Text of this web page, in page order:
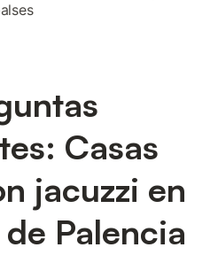
Casas
jacuzzi en
Palencia